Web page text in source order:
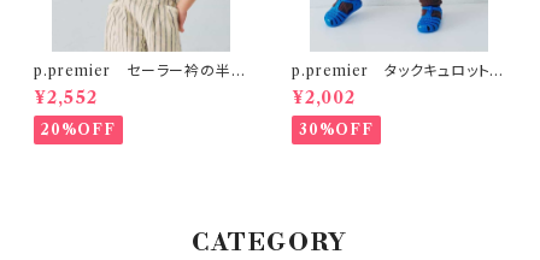
p.premier セーラー衿の半袖
クロップドTシャツ
¥2,552
20%OFF
p.premier タックキュロットハ
ーフパンツ
¥2,002
30%OFF
CATEGORY